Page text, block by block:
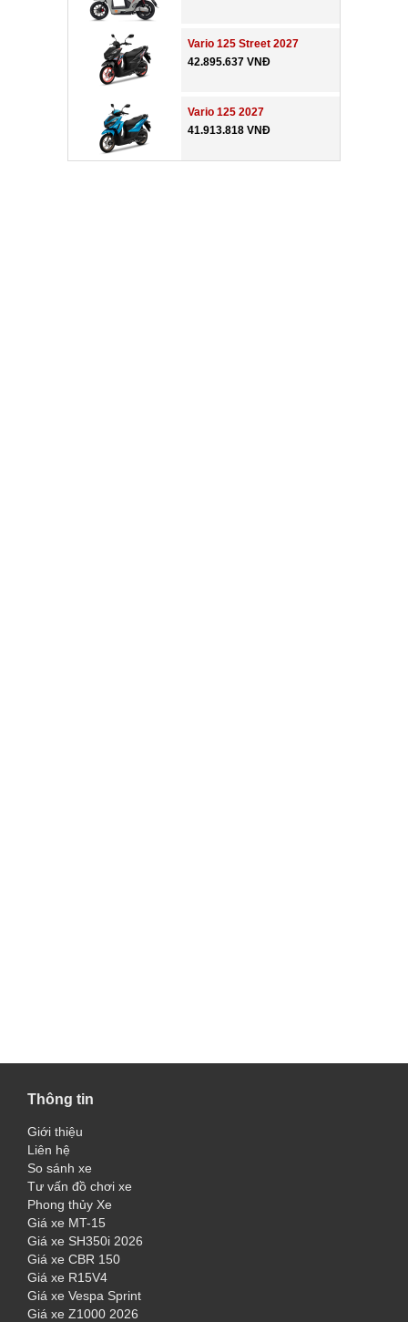
Vario 125 Street 2027
42.895.637 VNĐ
Vario 125 2027
41.913.818 VNĐ
Thông tin
Giới thiệu
Liên hệ
So sánh xe
Tư vấn đồ chơi xe
Phong thủy Xe
Giá xe MT-15
Giá xe SH350i 2026
Giá xe CBR 150
Giá xe R15V4
Giá xe Vespa Sprint
Giá xe Z1000 2026